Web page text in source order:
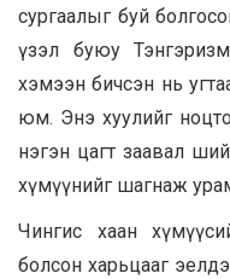
сургаалыг буй
үзэл буюу
хэмээн бичсэн нь
юм. Энэ хуулийг
нэгэн цагт заавал
хүмүүнийг шагнаж
Чингис хаан
болсон харьцааг